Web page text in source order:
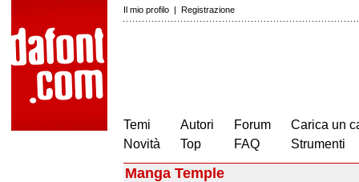
Il mio profilo | Registrazione
Temi
Novità
Autori
Top
Forum
FAQ
Carica un
Strumenti
Manga Temple